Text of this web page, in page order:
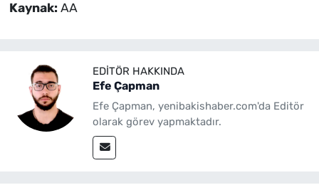
Kaynak: AA
EDITÖR HAKKINDA
Efe Çapman
Efe Çapman, yenibakishaber.com'da Editör
olarak görev yapmaktadır.